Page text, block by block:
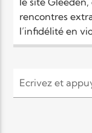
rencontres
l’infidélité en